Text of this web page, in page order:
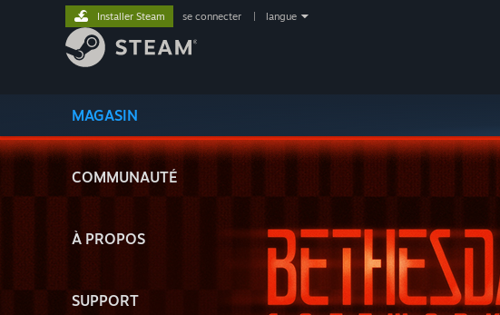
MAGASIN
COMMUNAUTÉ
À PROPOS
SUPPORT
Installer Steam se connecter langue